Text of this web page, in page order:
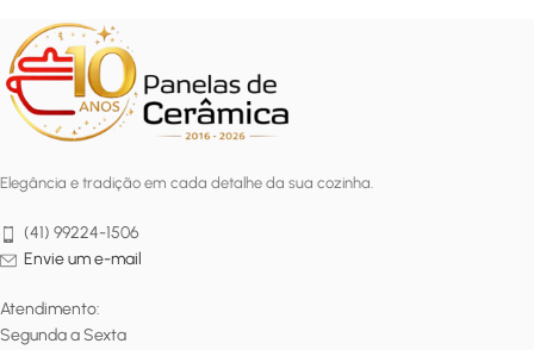
Elegância e tradição em cada detalhe da sua cozinha.
(41) 99224-1506
Envie um e-mail
Atendimento:
Segunda a Sexta